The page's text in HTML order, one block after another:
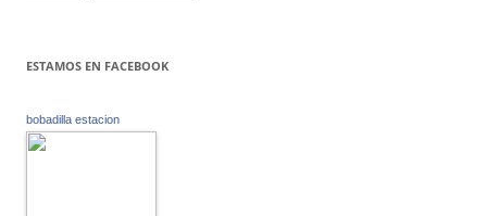
ESTAMOS EN FACEBOOK
bobadilla estacion